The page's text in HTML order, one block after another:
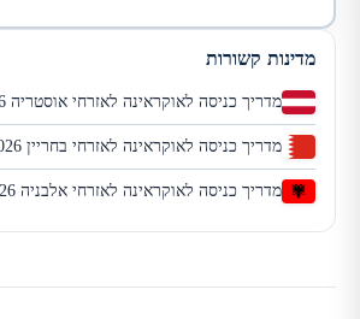
מדינות קשורות
מדריך כניסה לאוקראינה לאזרחי אוסטריה 2026
מדריך כניסה לאוקראינה לאזרחי בחריין 2026
מדריך כניסה לאוקראינה לאזרחי אלבניה 2026